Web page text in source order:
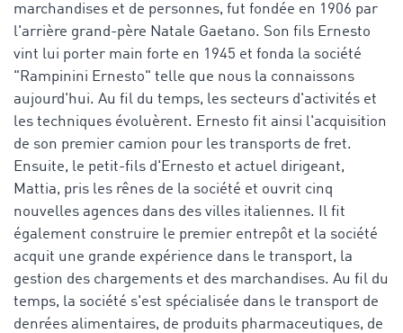
marchandises et de personnes, fut fondée en 1906 par
l'arrière grand-père Natale Gaetano. Son fils Ernesto
vint lui porter main forte en 1945 et fonda la société
"Rampinini Ernesto" telle que nous la connaissons
aujourd'hui. Au fil du temps, les secteurs d'activités et
les techniques évoluèrent. Ernesto fit ainsi l'acquisition
de son premier camion pour les transports de fret.
Ensuite, le petit-fils d'Ernesto et actuel dirigeant,
Mattia, pris les rênes de la société et ouvrit cinq
nouvelles agences dans des villes italiennes. Il fit
également construire le premier entrepôt et la société
acquit une grande expérience dans le transport, la
gestion des chargements et des marchandises. Au fil du
temps, la société s'est spécialisée dans le transport de
denrées alimentaires, de produits pharmaceutiques, de